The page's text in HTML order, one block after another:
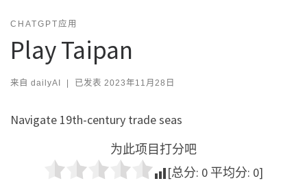
CHATGPT应用
Play Taipan
来自 dailyAI | 已发表 2023年11月28日
Navigate 19th-century trade seas
为此项目打分吧
[总分: 0 平均分: 0]